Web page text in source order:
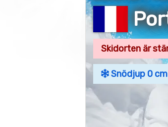
Skidorten är
Snödjup 0 cm